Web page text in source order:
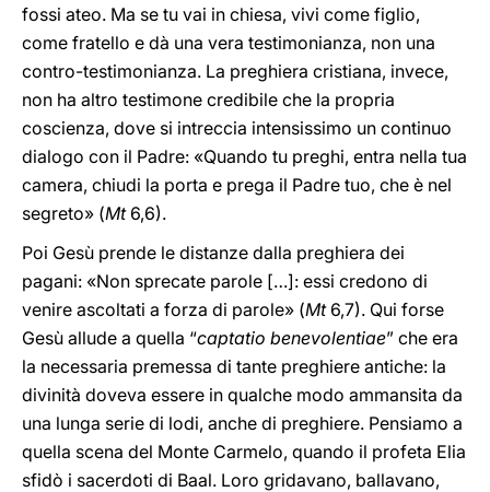
fossi ateo. Ma se tu vai in chiesa, vivi come figlio,
come fratello e dà una vera testimonianza, non una
contro-testimonianza. La preghiera cristiana, invece,
non ha altro testimone credibile che la propria
coscienza, dove si intreccia intensissimo un continuo
dialogo con il Padre: «Quando tu preghi, entra nella tua
camera, chiudi la porta e prega il Padre tuo, che è nel
segreto» (Mt6,6).
Poi Gesù prende le distanze dalla preghiera dei
pagani: «Non sprecate parole […]: essi credono di
venire ascoltati a forza di parole» (Mt6,7). Qui forse
Gesù allude a quella “captatio benevolentiae” che era
la necessaria premessa di tante preghiere antiche: la
divinità doveva essere in qualche modo ammansita da
una lunga serie di lodi, anche di preghiere. Pensiamo a
quella scena del Monte Carmelo, quando il profeta Elia
sfidò i sacerdoti di Baal. Loro gridavano, ballavano,